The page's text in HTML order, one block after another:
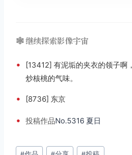
🕸️ 继续探索影像宇宙
•
[13412] 有泥垢的夹衣的领子啊
炒核桃的气味。
• [8736] 东京
• 投稿作品No.5316 夏日
文